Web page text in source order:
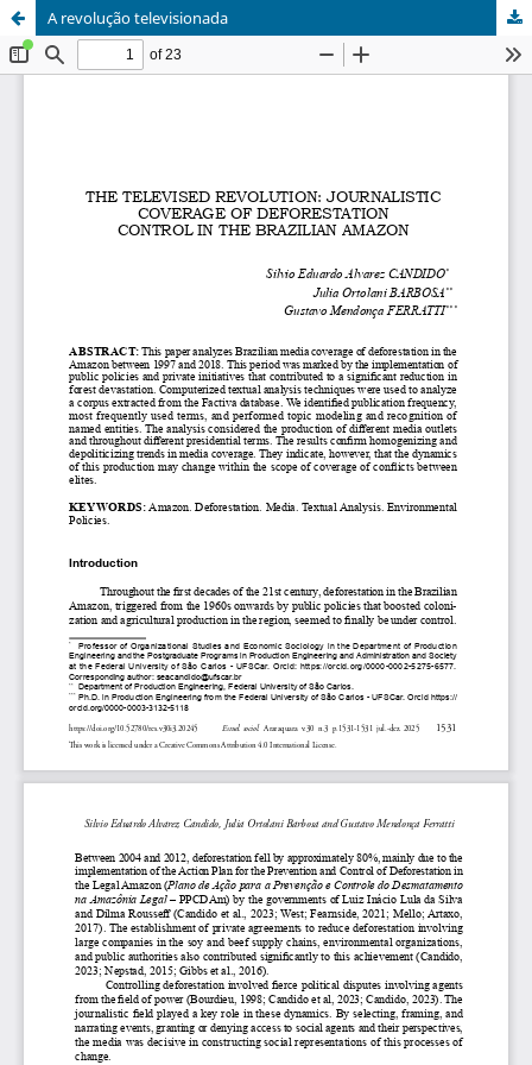
A revolução televisionada